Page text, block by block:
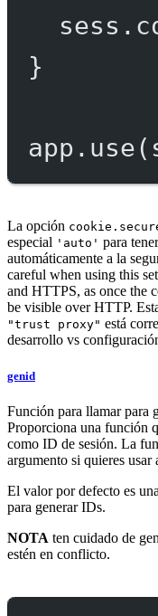
}
app. use(
La opción
especial 'auto' para
automáticamente a la
careful when using this
and HTTPS, as once the
be visible over HTTP.
"trust proxy" está
desarrollo vs
genid
Función para llamar para
Proporciona una función
como ID de sesión. La
argumento si quieres
El valor por defecto es
para generar IDs.
NOTA ten cuidado de
estén en conflicto.